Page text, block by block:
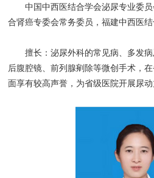
中国中西医结合学会泌尿专业委员
合肾癌专委会常务委员，福建中西医
擅长：泌尿外科的常见病、多发病
后腹腔镜、前列腺剜除等微创手术，
面享有较高声誉，为省级医院开展尿动